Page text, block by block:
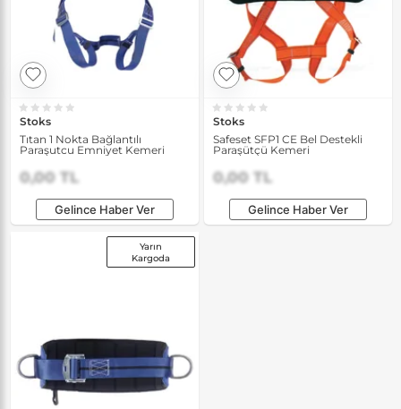
Stoks
Tıtan 1 Nokta Bağlantılı
Paraşutcu Emniyet Kemeri
0,00 TL
Gelince Haber Ver
Stoks
Safeset SFP1 CE Bel Destekli
Paraşütçü Kemeri
0,00 TL
Gelince Haber Ver
Yarın
Kargoda